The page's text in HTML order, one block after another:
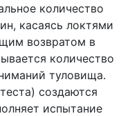
количество
касаясь локтями
возвратом в
количество
туловища.
создаются
испытание